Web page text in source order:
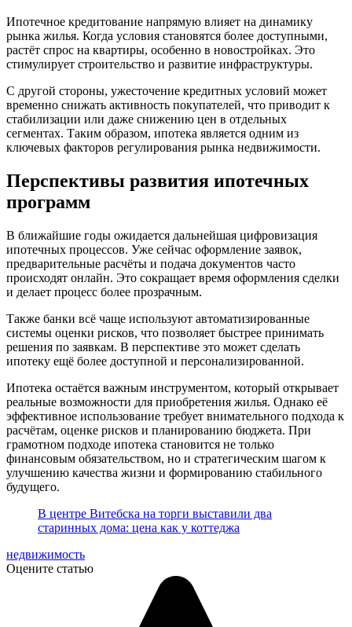
Ипотечное кредитование напрямую влияет на динамику
рынка жилья. Когда условия становятся более доступными,
растёт спрос на квартиры, особенно в новостройках. Это
стимулирует строительство и развитие инфраструктуры.
С другой стороны, ужесточение кредитных условий может
временно снижать активность покупателей, что приводит к
стабилизации или даже снижению цен в отдельных
сегментах. Таким образом, ипотека является одним из
ключевых факторов регулирования рынка недвижимости.
Перспективы развития ипотечных
программ
В ближайшие годы ожидается дальнейшая цифровизация
ипотечных процессов. Уже сейчас оформление заявок,
предварительные расчёты и подача документов часто
происходят онлайн. Это сокращает время оформления сделки
и делает процесс более прозрачным.
Также банки всё чаще используют автоматизированные
системы оценки рисков, что позволяет быстрее принимать
решения по заявкам. В перспективе это может сделать
ипотеку ещё более доступной и персонализированной.
Ипотека остаётся важным инструментом, который открывает
реальные возможности для приобретения жилья. Однако её
эффективное использование требует внимательного подхода к
расчётам, оценке рисков и планированию бюджета. При
грамотном подходе ипотека становится не только
финансовым обязательством, но и стратегическим шагом к
улучшению качества жизни и формированию стабильного
будущего.
В центре Витебска на торги выставили два
старинных дома: цена как у коттеджа
недвижимость
Оцените статью